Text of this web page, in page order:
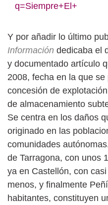
q=Siempre+El+
Y por añadir lo último
Información dedicaba el
y documentado artículo
2008, fecha en la que
concesión de
de almacenamiento
Se centra en los daños
originado en las
comunidades
de Tarragona, con unos
ya en Castellón, con
menos, y finalmente
habitantes, constituyen